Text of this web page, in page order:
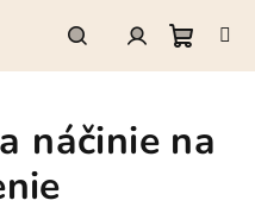
HľadaťPrihlásenie
košík
náčinie na